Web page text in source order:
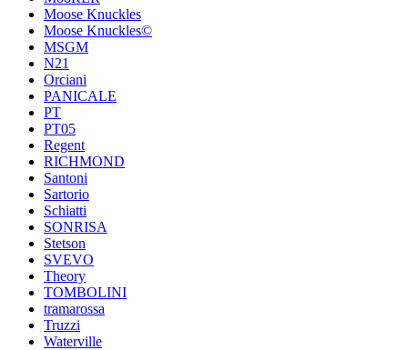
Moose Knuckles
Moose Knuckles©️
MSGM
N21
Orciani
PANICALE
PT
PT05
Regent
RICHMOND
Santoni
Sartorio
Schiatti
SONRISA
Stetson
SVEVO
Theory
TOMBOLINI
tramarossa
Truzzi
Waterville